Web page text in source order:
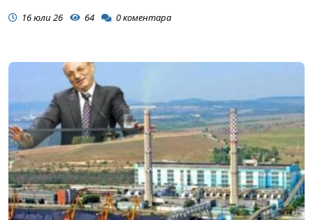
16 юли 26 64 0коментара